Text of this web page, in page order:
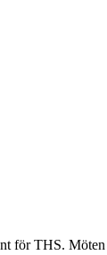
för THS.